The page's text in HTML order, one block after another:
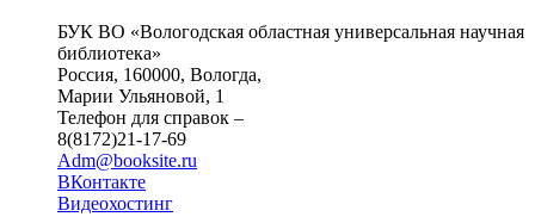
БУК ВО «Вологодская областная универсальная научная
библиотека»
Россия, 160000, Вологда,
Марии Ульяновой, 1
Телефон для справок –
8(8172)21-17-69
Adm@booksite.ru
ВКонтакте
Видеохостинг